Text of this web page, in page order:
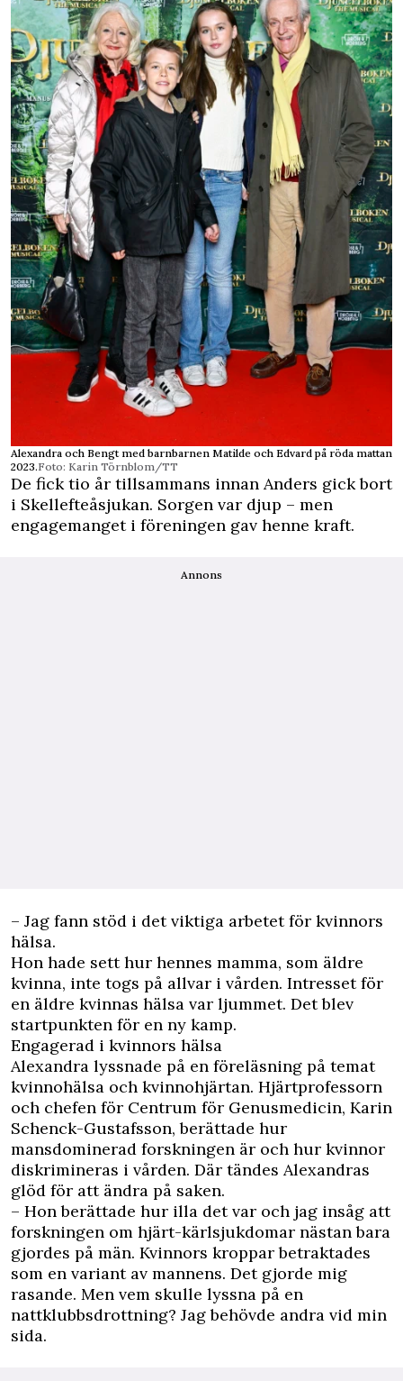
Alexandra och Bengt med barnbarnen Matilde och Edvard på röda mattan
2023.Foto: Karin Törnblom/TT
De fick tio år tillsammans innan Anders gick bort
i Skellefteåsjukan. Sorgen var djup – men
engagemanget i föreningen gav henne kraft.
Annons
– Jag fann stöd i det viktiga arbetet för kvinnors
hälsa.
Hon hade sett hur hennes mamma, som äldre
kvinna, inte togs på allvar i vården. Intresset för
en äldre kvinnas hälsa var ljummet. Det blev
startpunkten för en ny kamp.
Engagerad i kvinnors hälsa
Alexandra lyssnade på en föreläsning på temat
kvinnohälsa och kvinnohjärtan. Hjärtprofessorn
och chefen för Centrum för Genusmedicin, Karin
Schenck-Gustafsson, berättade hur
mansdominerad forskningen är och hur kvinnor
diskrimineras i vården. Där tändes Alexandras
glöd för att ändra på saken.
– Hon berättade hur illa det var och jag insåg att
forskningen om hjärt-kärlsjukdomar nästan bara
gjordes på män. Kvinnors kroppar betraktades
som en variant av mannens. Det gjorde mig
rasande. Men vem skulle lyssna på en
nattklubbsdrottning? Jag behövde andra vid min
sida.